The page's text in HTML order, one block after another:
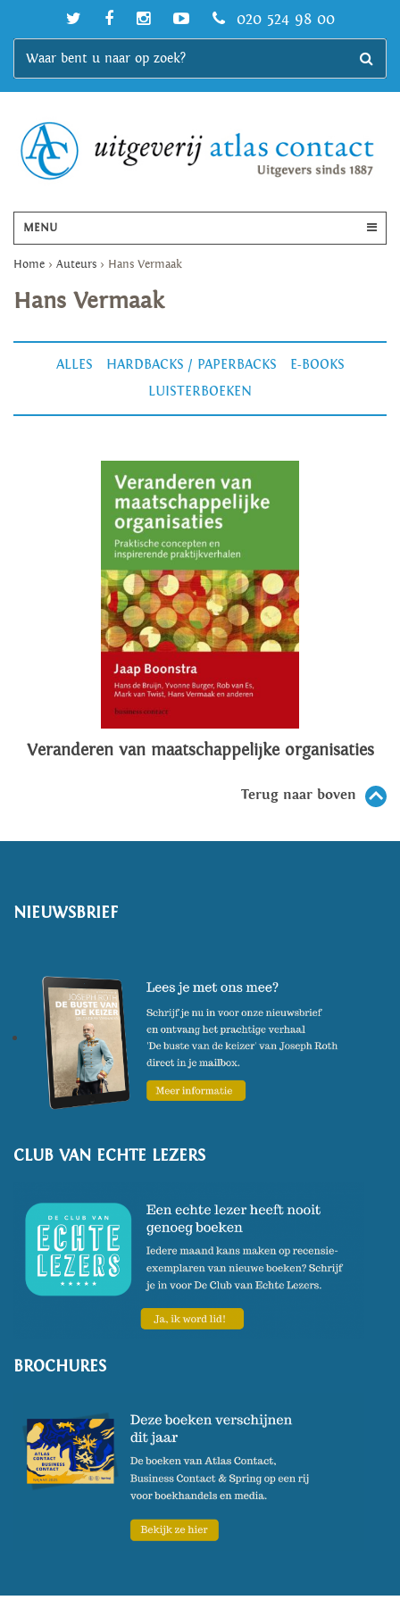
020 524 98 00
MENU
Home > Auteurs > Hans Vermaak
Hans Vermaak
ALLES HARDBACKS / PAPERBACKS
E-BOOKS
LUISTERBOEKEN
Veranderen van maatschappelijke organisaties
Terug naar boven
NIEUWSBRIEF
CLUB VAN ECHTE LEZERS
BROCHURES